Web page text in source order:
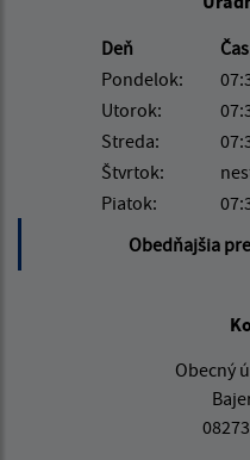
Deň
Pondelok:
Utorok:
Streda:
Štvrtok:
Piatok:
Obedňajšia
Obecný